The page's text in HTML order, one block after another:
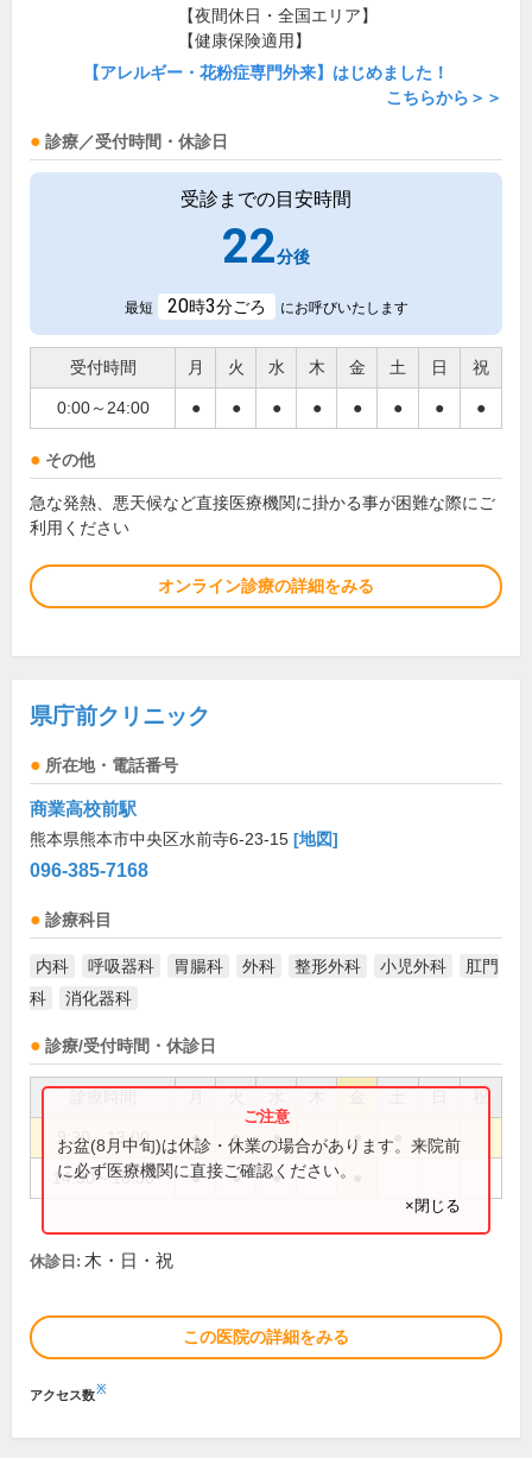
【夜間休日・全国エリア】
【健康保険適用】
【アレルギー・花粉症専門外来】はじめました！
こちらから＞＞
診療／受付時間・休診日
受診までの目安時間
22分後
最短 20時3分ごろ にお呼びいたします
受付時間 月 火 水 木 金 土 日 祝
0:00～24:00 ● ● ● ● ● ● ● ●
その他
急な発熱、悪天候など直接医療機関に掛かる事が困難な際にご
利用ください
オンライン診療の詳細をみる
県庁前クリニック
所在地・電話番号
商業高校前駅
熊本県熊本市中央区水前寺6-23-15 [地図]
096-385-7168
診療科目
内科 呼吸器科 胃腸科 外科 整形外科 小児外科
肛門
科
消化器科
診療/受付時間・休診日
祝
9:30～13:00 ● ● ● ●
14:30～18:30 ● ● ●
お盆(8月中旬)は休診・休業の場合があります。来院前
に必ず医療機関に直接ご確認ください。
×閉じる
休診日: 木・日・祝
この医院の詳細をみる
アクセス数※